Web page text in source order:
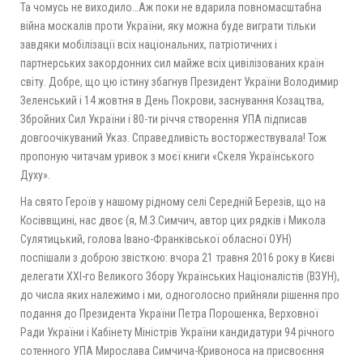
Та чомусь не виходило…Аж поки не вдарила повномасштабна
війна москалів проти України, яку можна буде виграти тільки
завдяки мобілізації всіх національних, патріотичних і
партнерських закордонних сил майже всіх цивілізованих країн
світу. Добре, що цю істину збагнув Президент України Володимир
Зеленський і 14 жовтня в День Покрови, заснування Козацтва,
Збройних Сил України і 80-ти річчя створення УПА підписав
довгоочікуваний Указ. Справедливість восторжествувала! Тож
пропоную читачам уривок з моєї книги «Скеля Українського
Духу».
На свято Героїв у нашому рідному селі Середній Березів, що на
Косіввщині, нас двоє (я, М.З.Симчич, автор цих рядків і Микола
Сулятицький, голова Івано-Франківської обласної ОУН)
поспішали з доброю звісткою: вчора 21 травня 2016 року в Києві
делегати ХХІ-го Великого Збору Українських Націоналістів (ВЗУН),
до числа яких належимо і ми, одноголосно прийняли рішення про
подання до Президента України Петра Порошенка, Верховної
Ради України і Кабінету Міністрів України кандидатури 94 річного
сотенного УПА Мирослава Симчича-Кривоноса на присвоєння